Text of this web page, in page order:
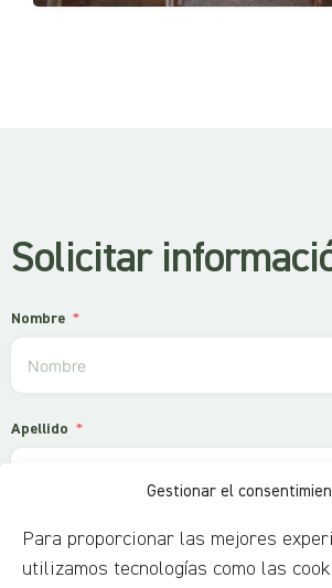
Gestionar el
Para proporcionar las mejores
utilizamos tecnologías como las
Solicitar
Nombre
Apellido
Correo electrónico